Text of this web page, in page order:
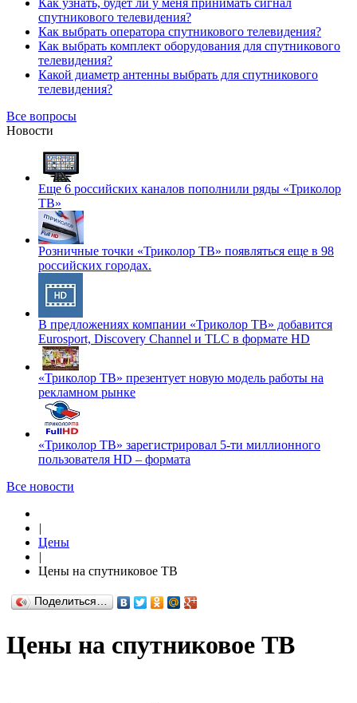
Как узнать, будет ли у меня принимать сигнал
спутникового телевидения?
Как выбрать оператора спутникового телевидения?
Как выбрать комплект оборудования для спутникового
телевидения?
Какой диаметр антенны выбрать для спутникового
телевидения?
Все вопросы
Новости
Еще 6 российских каналов пополнили ряды «Триколор
ТВ»
Розничные точки «Триколор ТВ» появляться еще в 98
российских городах.
В предложениях компании «Триколор ТВ» добавится
Eurosport, Discovery Channel и TLC в формате HD
«Триколор ТВ» презентует новую модель работы на
рекламном рынке
«Триколор ТВ» зарегистрировал 5-ти миллионного
пользователя HD – формата
Все новости
|
Цены
|
Цены на спутниковое ТВ
Поделиться…
Цены на спутниковое ТВ